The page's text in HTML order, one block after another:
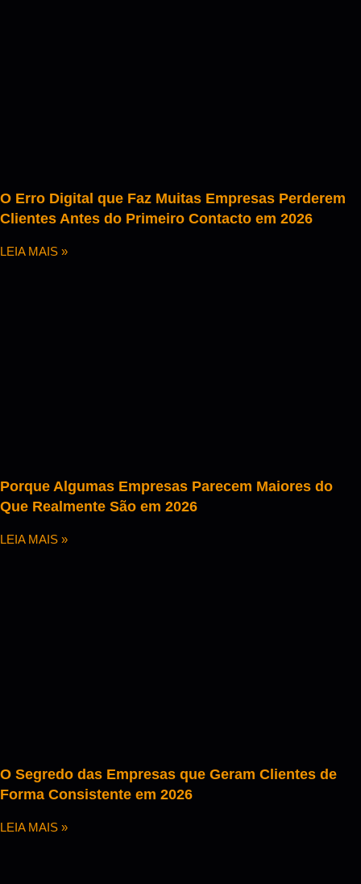
O Erro Digital que Faz Muitas Empresas Perderem
Clientes Antes do Primeiro Contacto em 2026
LEIA MAIS »
Porque Algumas Empresas Parecem Maiores do
Que Realmente São em 2026
LEIA MAIS »
O Segredo das Empresas que Geram Clientes de
Forma Consistente em 2026
LEIA MAIS »